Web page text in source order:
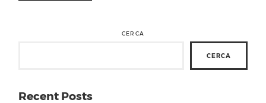
CERCA
CERCA
Recent Posts